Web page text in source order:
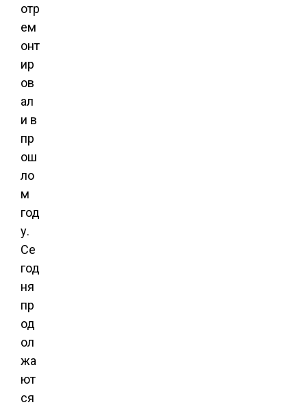
отр
ем
онт
ир
ов
ал
и в
пр
ош
ло
м
год
у.
Се
год
ня
пр
од
ол
жа
ют
ся